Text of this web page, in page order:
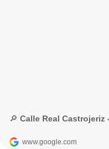
🔎 Calle Real
www.google.com